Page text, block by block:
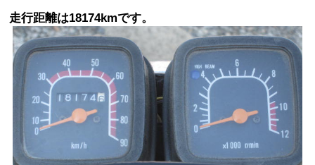
走行距離は18174kmです。